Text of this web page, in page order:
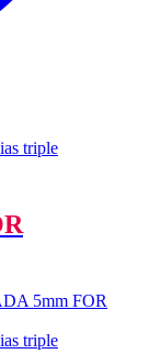
triple
triple